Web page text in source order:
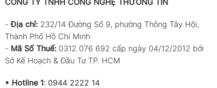
CÔNG TY TNHH CÔNG NGHỆ THƯƠNG TÍN
-Địa chỉ: 232/14 Đường Số 9, phường Thông Tây Hội,
Thành Phố Hồ Chí Minh
- Mã Số Thuế: 0312 076 692 cấp ngày 04/12/2012 bởi
Sở Kế Hoạch & Đầu Tư TP. HCM
• Hotline 1: 0944 2222 14